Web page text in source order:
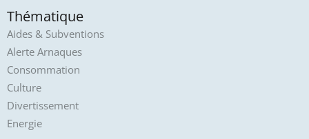
Thématique
Aides & Subventions
Alerte Arnaques
Consommation
Culture
Divertissement
Energie